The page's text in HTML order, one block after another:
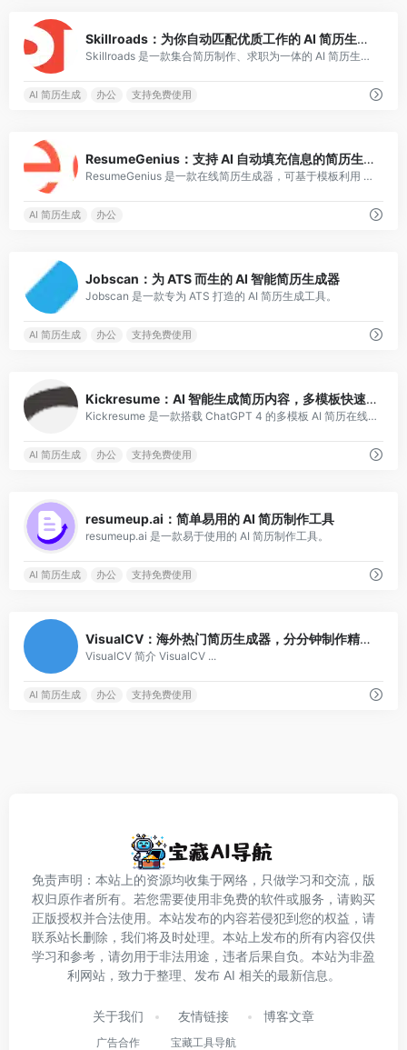
Skillroads：为你自动匹配优质工作的 AI 简历生成器
Skillroads 是一款集合简历制作、求职为一体的 AI 简历生成工具。
AI 简历生成 办公 支持免费使用
ResumeGenius：支持 AI 自动填充信息的简历生成器
ResumeGenius 是一款在线简历生成器，可基于模板利用 AI 快速生成完整的简历。
AI 简历生成 办公
Jobscan：为 ATS 而生的 AI 智能简历生成器
Jobscan 是一款专为 ATS 打造的 AI 简历生成工具。
AI 简历生成 办公 支持免费使用
Kickresume：AI 智能生成简历内容，多模板快速制作简历
Kickresume 是一款搭载 ChatGPT 4 的多模板 AI 简历在线生成工具。
AI 简历生成 办公 支持免费使用
resumeup.ai：简单易用的 AI 简历制作工具
resumeup.ai 是一款易于使用的 AI 简历制作工具。
AI 简历生成 办公 支持免费使用
VisualCV：海外热门简历生成器，分分钟制作精美简历
VisualCV 简介 VisualCV ...
AI 简历生成 办公 支持免费使用
免责声明：本站上的资源均收集于网络，只做学习和交流，版
权归原作者所有。若您需要使用非免费的软件或服务，请购买
正版授权并合法使用。本站发布的内容若侵犯到您的权益，请
联系站长删除，我们将及时处理。本站上发布的所有内容仅供
学习和参考，请勿用于非法用途，违者后果自负。本站为非盈
利网站，致力于整理、发布 AI 相关的最新信息。
关于我们
广告合作
友情链接
宝藏工具导航
博客文章